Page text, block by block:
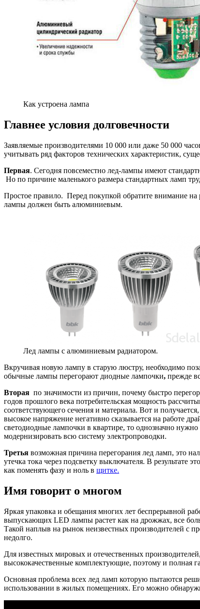
Как устроена лампа
Главнее условия долговечности
Заявляемые производителями 10 000 или даже 50 000
учитывать ряд факторов технических характеристик,
Первая. Сегодня повсеместно лед-лампы имеют
Но по причине маленького размера стандартных ламп
Простое правило. Перед покупкой обратите внимание
лампы должен быть алюминиевым.
Лед лампы с алюминиевым радиатором.
Вкручивая новую лампу в старую люстру, необходимо
обычные лампы перегорают диодные лампочки, прежде
Вторая по значимости из причин, почему быстро
годов прошлого века потребительская мощность
соответствующего сечения и материала. Вот и
высокое напряжение негативно сказывается на работе
светодиодные лампочки в квартире, то однозначно
модернизировать всю систему электропроводки.
Третья возможная причина перегорания лед ламп, это
утечка тока через подсветку выключателя. В результате
как поменять фазу и ноль в щитке.
Имя говорит о многом
Яркая упаковка и обещания многих лет беспрерывной
выпускающих LED лампы растет как на дрожжах, все
Такой наплыв на рынок неизвестных производителей с
недолго.
Для известных мировых и отечественных
высококачественные комплектующие, поэтому и полная
Основная проблема всех лед ламп которую пытаются
использовании в жилых помещениях. Его можно